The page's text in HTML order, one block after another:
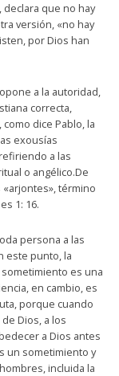
declara que no hay
versión, «no hay
por Dios han
a la autoridad,
correcta,
dice Pablo, la
exousías
a las
o angélico.De
término
1: 16.
persona a las
este punto, la
es una
en cambio, es
porque cuando
Dios, a los
a Dios antes
un sometimiento y
incluida la